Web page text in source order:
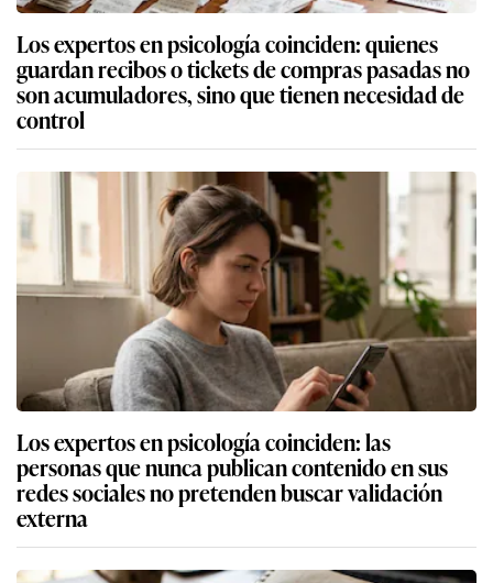
Los expertos en psicología coinciden: quienes
guardan recibos o tickets de compras pasadas no
son acumuladores, sino que tienen necesidad de
control
Los expertos en psicología coinciden: las
personas que nunca publican contenido en sus
redes sociales no pretenden buscar validación
externa